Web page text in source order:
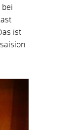
bei
ist